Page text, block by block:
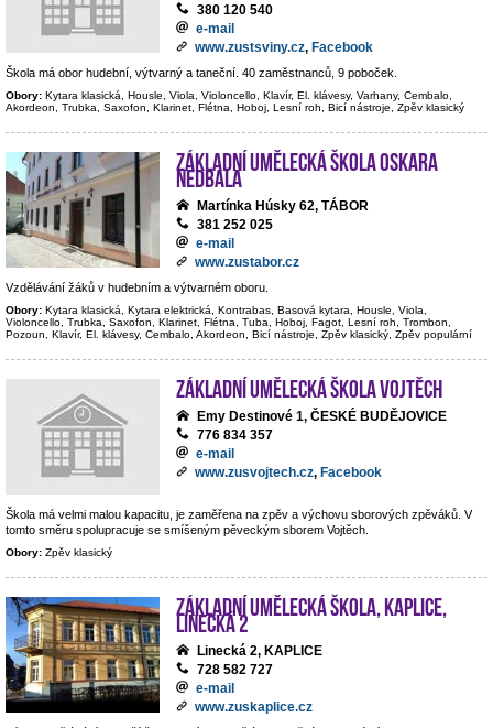
380 120 540
e-mail
www.zustsviny.cz, Facebook
Škola má obor hudební, výtvarný a taneční. 40 zaměstnanců, 9 poboček.
Obory: Kytara klasická, Housle, Viola, Violoncello, Klavír, El. klávesy, Varhany, Cembalo,
Akordeon, Trubka, Saxofon, Klarinet, Flétna, Hoboj, Lesní roh, Bicí nástroje, Zpěv klasický
Základní umělecká škola Oskara
Nedbala
Martínka Húsky 62, TÁBOR
381 252 025
e-mail
www.zustabor.cz
Vzdělávání žáků v hudebním a výtvarném oboru.
Obory: Kytara klasická, Kytara elektrická, Kontrabas, Basová kytara, Housle, Viola,
Violoncello, Trubka, Saxofon, Klarinet, Flétna, Tuba, Hoboj, Fagot, Lesní roh, Trombon,
Pozoun, Klavír, El. klávesy, Cembalo, Akordeon, Bicí nástroje, Zpěv klasický, Zpěv populární
Základní umělecká škola Vojtěch
Emy Destinové 1, ČESKÉ BUDĚJOVICE
776 834 357
e-mail
www.zusvojtech.cz, Facebook
Škola má velmi malou kapacitu, je zaměřena na zpěv a výchovu sborových zpěváků. V
tomto směru spolupracuje se smíšeným pěveckým sborem Vojtěch.
Obory: Zpěv klasický
Základní umělecká škola, Kaplice,
Linecká 2
Linecká 2, KAPLICE
728 582 727
e-mail
www.zuskaplice.cz